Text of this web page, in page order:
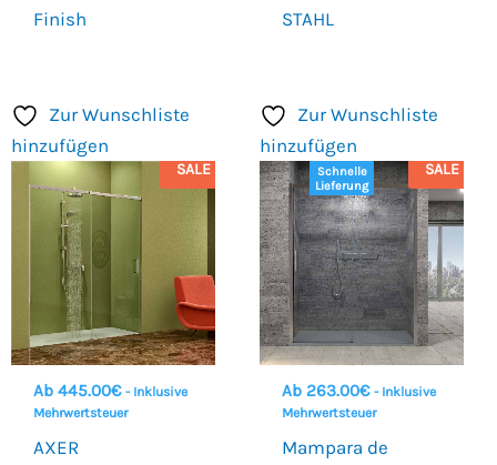
Finish
STAHL
Zur Wunschliste
hinzufügen
SALE
Ab 445.00€ - Inklusive
Mehrwertsteuer
AXER
Zur Wunschliste
hinzufügen
Schnelle
Lieferung
SALE
Ab 263.00€ - Inklusive
Mehrwertsteuer
Mampara de